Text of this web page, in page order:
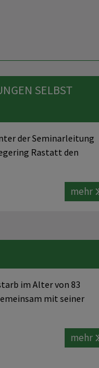
SELBST
der Seminarleitung
Rastatt den
mehr
im Alter von 83
mit seiner
mehr